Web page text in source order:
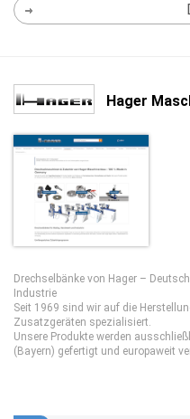
Hager
Drechselbänke von Hager –
Industrie
Seit 1969 sind wir auf die
Zusatzgeräten spezialisiert.
Unsere Produkte werden
(Bayern) gefertigt und europaweit